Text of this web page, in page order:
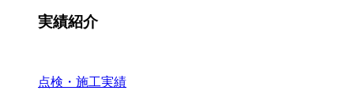
実績紹介
点検・施工実績